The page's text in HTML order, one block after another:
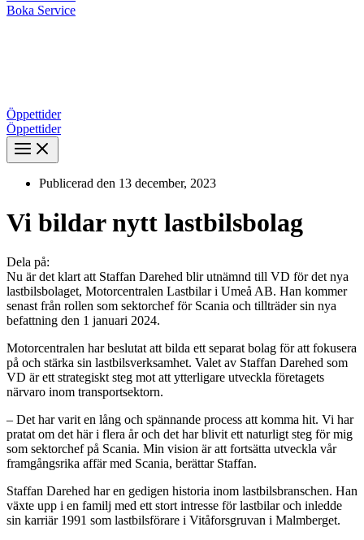
Boka Service
Öppettider
Öppettider
Publicerad den 13 december, 2023
Vi bildar nytt lastbilsbolag
Dela på:
Nu är det klart att Staffan Darehed blir utnämnd till VD för det nya
lastbilsbolaget, Motorcentralen Lastbilar i Umeå AB. Han kommer
senast från rollen som sektorchef för Scania och tillträder sin nya
befattning den 1 januari 2024.
Motorcentralen har beslutat att bilda ett separat bolag för att fokusera
på och stärka sin lastbilsverksamhet. Valet av Staffan Darehed som
VD är ett strategiskt steg mot att ytterligare utveckla företagets
närvaro inom transportsektorn.
– Det har varit en lång och spännande process att komma hit. Vi har
pratat om det här i flera år och det har blivit ett naturligt steg för mig
som sektorchef på Scania. Min vision är att fortsätta utveckla vår
framgångsrika affär med Scania, berättar Staffan.
Staffan Darehed har en gedigen historia inom lastbilsbranschen. Han
växte upp i en familj med ett stort intresse för lastbilar och inledde
sin karriär 1991 som lastbilsförare i Vitåforsgruvan i Malmberget.